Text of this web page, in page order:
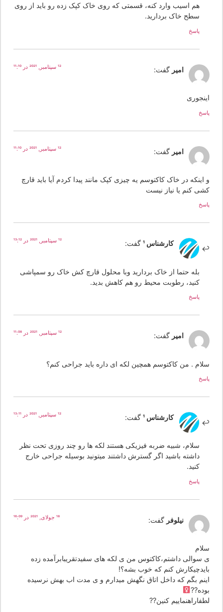
هم اسیب وارد کنه، قسمتی که روی خاک کپک زده رو باید از روی
سطح خاک بردارید.
امیر گفت:
امیر گفت:
اینکه در خاک کاکتوسم یه چیزی کپک مانند پیدا کردم آیا باید قارچ
کنم یا نیاز نیست
کارشناس 1 گفت:
بله حتما از خاک بردارید وبا محلول قارچ کش خاک رو سمپاشی
کنید، رطوبت محیط رو هم کاهش بدید.
امیر گفت:
. من کاکتوسم همچین لکه ای داره باید جراحی کنم؟
کارشناس 1 گفت:
سلام، شبیه ضربه فیزیکی هستند لکه ها رو چند روزی تحت نظر
داشته باشید اگر گسترش داشتند میتونید بوسیله جراحی خارج
نیلوفر گفت:
سوالی داشتم،کاکتوس من ی لکه های سفیدتقریبابرآمده زده
کنم که خوب بشه‌؟!
بگم که داخل اتاق نگهش میدارم و ی مدت اب بهش نرسیده
کنین??